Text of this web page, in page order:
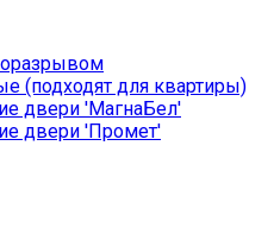
(подходят для квартиры)
двери 'МагнаБел'
двери 'Промет'